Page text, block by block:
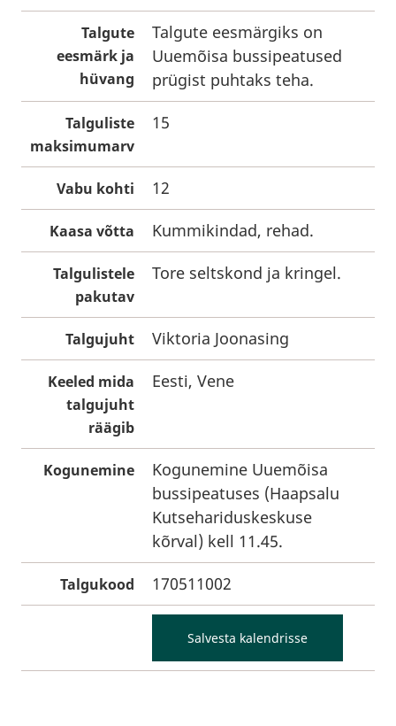
Talgute
eesmärk ja
hüvang
Talgute eesmärgiks on
Uuemõisa bussipeatused
prügist puhtaks teha.
Talguliste
maksimumarv
15
Vabu kohti 12
Kaasa võtta Kummikindad, rehad.
Talgulistele
pakutav
Tore seltskond ja kringel.
Talgujuht Viktoria Joonasing
Keeled mida
talgujuht
räägib
Eesti, Vene
Kogunemine
Kogunemine Uuemõisa
bussipeatuses (Haapsalu
Kutsehariduskeskuse
kõrval) kell 11.45.
Talgukood 170511002
Salvesta kalendrisse